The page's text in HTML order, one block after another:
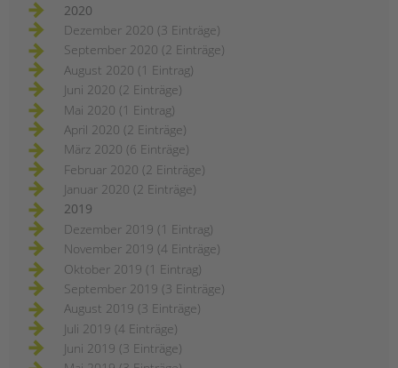
2020
Dezember 2020 (3 Einträge)
September 2020 (2 Einträge)
August 2020 (1 Eintrag)
Juni 2020 (2 Einträge)
Mai 2020 (1 Eintrag)
April 2020 (2 Einträge)
März 2020 (6 Einträge)
Februar 2020 (2 Einträge)
Januar 2020 (2 Einträge)
2019
Dezember 2019 (1 Eintrag)
November 2019 (4 Einträge)
Oktober 2019 (1 Eintrag)
September 2019 (3 Einträge)
August 2019 (3 Einträge)
Juli 2019 (4 Einträge)
Juni 2019 (3 Einträge)